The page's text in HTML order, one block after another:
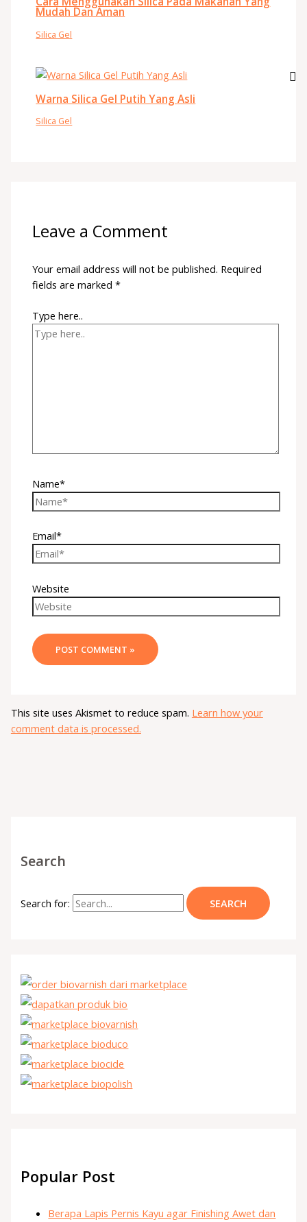
Mudah Dan Aman
Silica Gel
Warna Silica Gel Putih Yang Asli
Silica Gel
Leave a Comment
Your email address will not be published. Required
fields are marked*
Type here..
Name*
Email*
Website
This site uses Akismet to reduce spam. Learn how your
comment data is processed.
Search
Search for:
Popular Post
Berapa Lapis Pernis Kayu agar Finishing Awet dan